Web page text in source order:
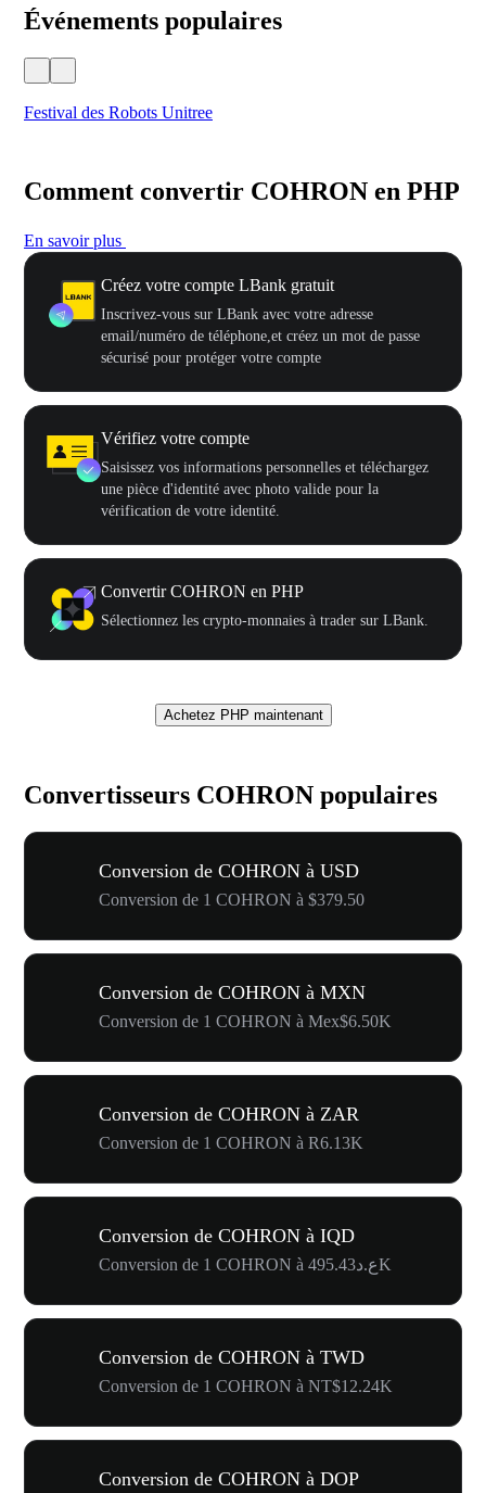
Événements populaires
Festival des Robots Unitree
Comment convertir COHRON en PHP
En savoir plus
Créez votre compte LBank gratuit
Inscrivez-vous sur LBank avec votre adresse
email/numéro de téléphone,et créez un mot de passe
sécurisé pour protéger votre compte
Vérifiez votre compte
Saisissez vos informations personnelles et téléchargez
une pièce d'identité avec photo valide pour la
vérification de votre identité.
Convertir COHRON en PHP
Sélectionnez les crypto-monnaies à trader sur LBank.
Achetez PHP maintenant
Convertisseurs COHRON populaires
Conversion de COHRON à USD
Conversion de 1 COHRON à $379.50
Conversion de COHRON à MXN
Conversion de 1 COHRON à Mex$6.50K
Conversion de COHRON à ZAR
Conversion de 1 COHRON à R6.13K
Conversion de COHRON à IQD
Conversion de 1 COHRON à ع.د495.43K
Conversion de COHRON à TWD
Conversion de 1 COHRON à NT$12.24K
Conversion de COHRON à DOP